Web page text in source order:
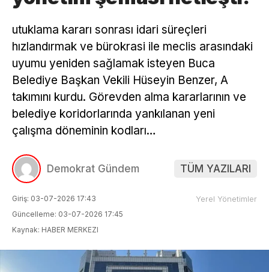
utuklama kararı sonrası idari süreçleri
hızlandırmak ve bürokrasi ile meclis arasındaki
uyumu yeniden sağlamak isteyen Buca
Belediye Başkan Vekili Hüseyin Benzer, A
takımını kurdu. Görevden alma kararlarının ve
belediye koridorlarında yankılanan yeni
çalışma döneminin kodları…
Demokrat Gündem TÜM YAZILARI
Giriş: 03-07-2026 17:43
Güncelleme: 03-07-2026 17:45
Kaynak: HABER MERKEZI
Yerel Yönetimler